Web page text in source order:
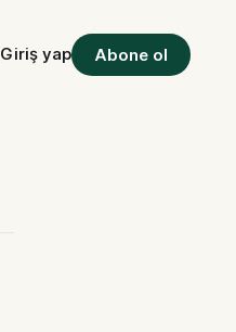
Giriş yap Abone ol